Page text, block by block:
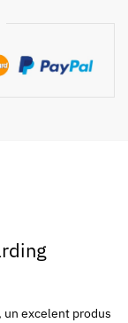
un excelent produs